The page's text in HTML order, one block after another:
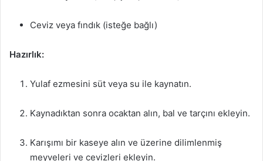
Ceviz veya fındık (isteğe bağlı)
Hazırlık:
Yulaf ezmesini süt veya su ile kaynatın.
Kaynadıktan sonra ocaktan alın, bal ve tarçını ekleyin.
Karışımı bir kaseye alın ve üzerine dilimlenmiş
meyveleri ve cevizleri ekleyin.